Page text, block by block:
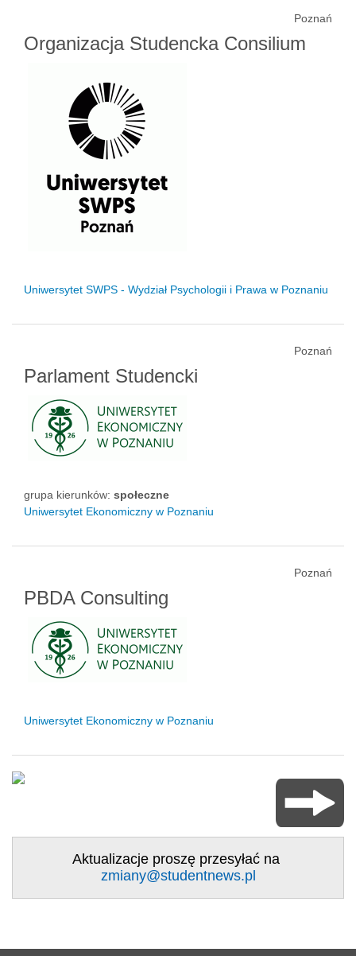
Poznań
Organizacja Studencka Consilium
Uniwersytet SWPS - Wydział Psychologii i Prawa w Poznaniu
Poznań
Parlament Studencki
grupa kierunków: społeczne
Uniwersytet Ekonomiczny w Poznaniu
Poznań
PBDA Consulting
Uniwersytet Ekonomiczny w Poznaniu
Aktualizacje proszę przesyłać na
zmiany@studentnews.pl